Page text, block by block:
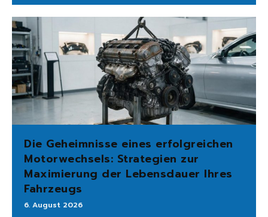
Die Geheimnisse eines erfolgreichen
Motorwechsels: Strategien zur
Maximierung der Lebensdauer Ihres
Fahrzeugs
6. August 2026